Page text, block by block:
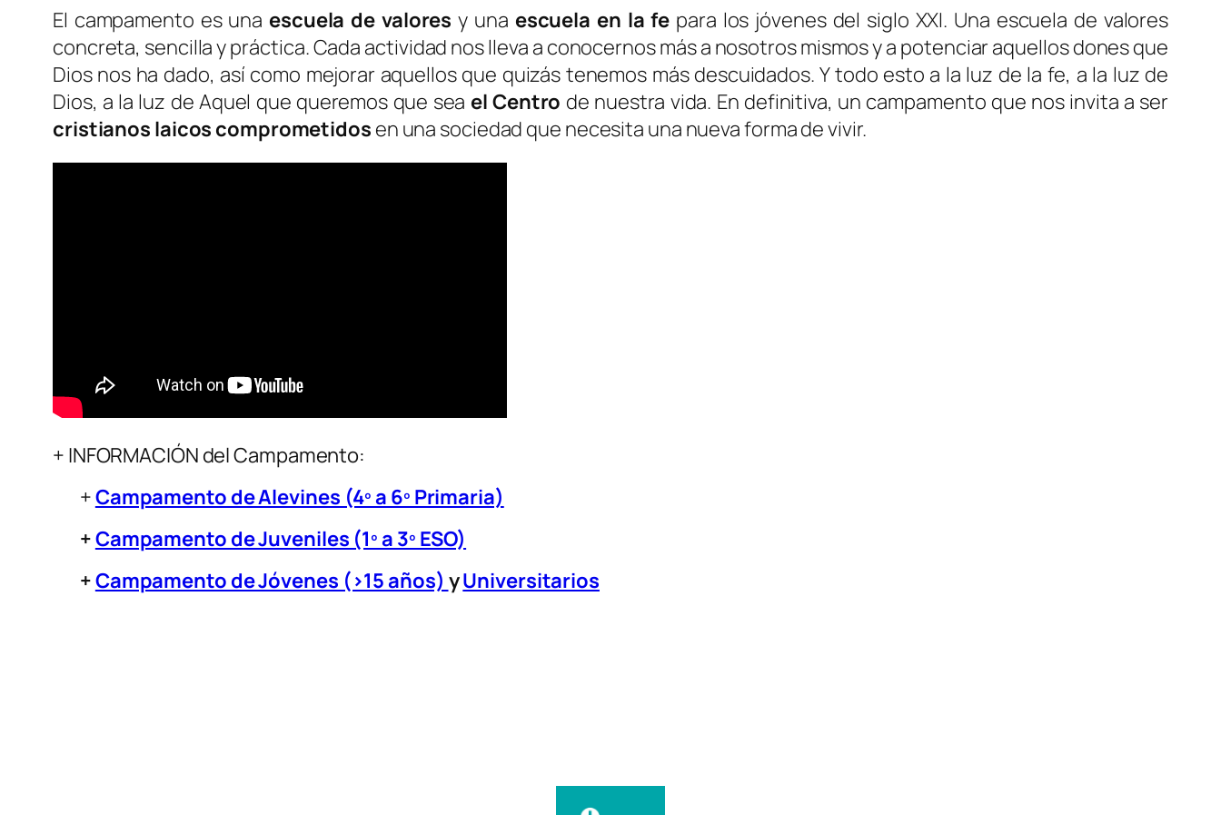
El campamento es una escuela de valores y una escuela en la fe para los jóvenes del siglo XXI. Una escuela de valores
concreta, sencilla y práctica. Cada actividad nos lleva a conocernos más a nosotros mismos y a potenciar aquellos dones que
Dios nos ha dado, así como mejorar aquellos que quizás tenemos más descuidados. Y todo esto a la luz de la fe, a la luz de
Dios, a la luz de Aquel que queremos que sea el Centro de nuestra vida. En definitiva, un campamento que nos invita a ser
cristianos laicos comprometidos en una sociedad que necesita una nueva forma de vivir.
+ INFORMACIÓN del Campamento:
+Campamento de Alevines (4º a 6º Primaria)
+Campamento de Juveniles (1º a 3º ESO)
+Campamento de Jóvenes (>15 años) yUniversitarios